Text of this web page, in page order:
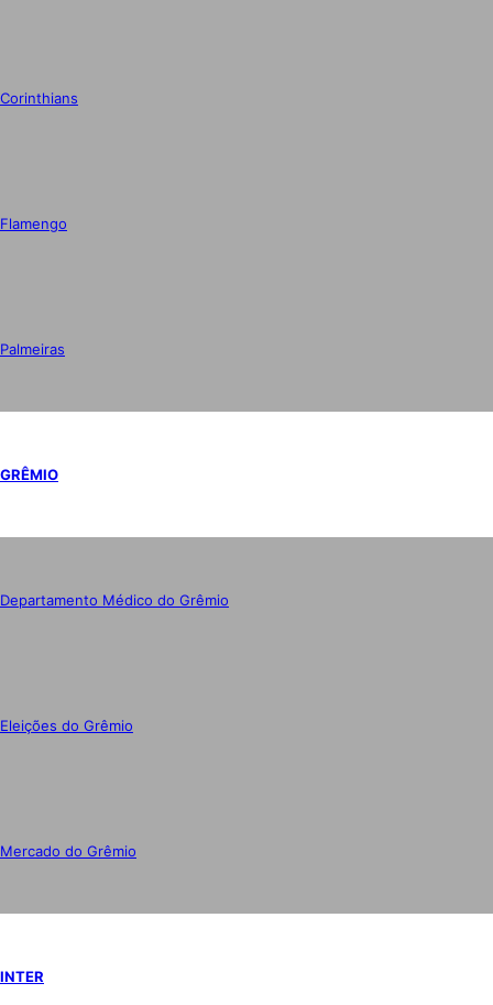
Corinthians
Flamengo
Palmeiras
GRÊMIO
Departamento Médico do Grêmio
Eleições do Grêmio
Mercado do Grêmio
INTER